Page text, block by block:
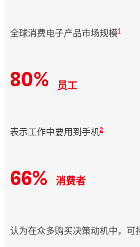
全球消费电子产品市场规模1
80% 员工
表示工作中要用到手机2
66% 消费者
认为在众多购买决策动机中，可